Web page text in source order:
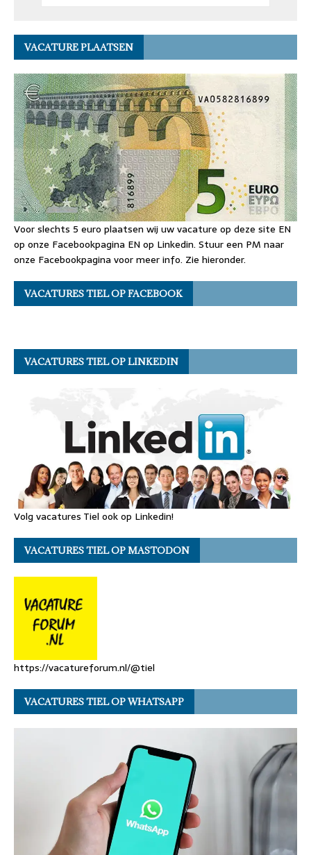
VACATURE PLAATSEN
Voor slechts 5 euro plaatsen wij uw vacature op deze site EN
op onze Facebookpagina EN op Linkedin. Stuur een PM naar
onze Facebookpagina voor meer info. Zie hieronder.
VACATURES TIEL OP FACEBOOK
VACATURES TIEL OP LINKEDIN
Volg vacatures Tiel ook op Linkedin!
VACATURES TIEL OP MASTODON
https://vacatureforum.nl/@tiel
VACATURES TIEL OP WHATSAPP